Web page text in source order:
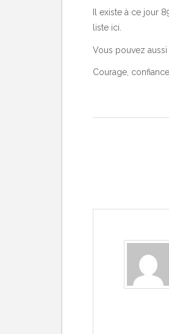
Il existe à ce jour
liste ici.
Vous pouvez
Courage,